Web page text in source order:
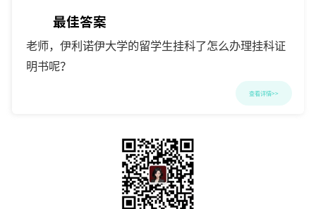
最佳答案
老师，伊利诺伊大学的留学生挂科了怎么办理挂科证
明书呢？
查看详情>>